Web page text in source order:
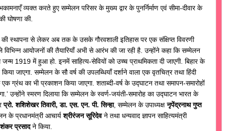
व्यक्त करते हुए सम्मेलन परिसर के मुख्य द्वार के पुनर्निर्माण एवं सीमा-दीवार के
घोषणा की.
स्थापना से लेकर अब तक के उसके गौरवशाली इतिहास पर एक संक्षिप्त विवरणी
विभिन्न आयोजनों की तैयारियाँ अभी से आरंभ की जा रही है. उन्होंने कहा कि सम्मेलन
1919 में हुआ हो. इनमें साहित्य-सेवियों को उच्च प्राथमिकता दी जाएगी. बिहार के
जाएगा. सम्मेलन के सौ वर्ष की उपलब्धियाँ दर्शाने वाला एक वृतचित्र तथा हिंदी
ग्रंथ का भी प्रकाशन किया जाएगा. शताब्दी-वर्ष के उद्घाटन तथा समापन-समारोहों
उन्होंने स्मरण दिलाया कि सम्मेलन के स्वर्ण-जयंती-समारोह का उद्घाटन भारत के
प्रो. शशिशेखर तिवारी, डा. एस. एन. पी. सिन्हा, सम्मेलन के उपाध्यक्षनृपेंद्रनाथ गुप्त
के प्रधानमंत्री आचार्यश्रीरंजन सूरिदेवने तथा धन्यवाद ज्ञापन साहित्यमंत्री
प्रसादने किया.